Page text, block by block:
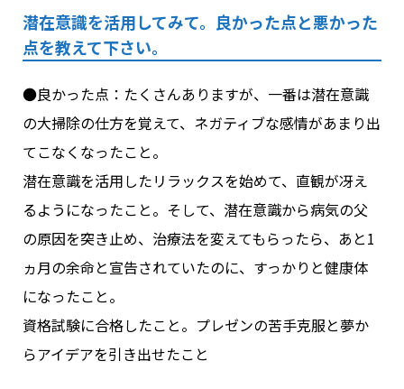
潜在意識を活用してみて。良かった点と悪かった
点を教えて下さい。
●良かった点：たくさんありますが、一番は潜在意識
の大掃除の仕方を覚えて、ネガティブな感情があまり出
てこなくなったこと。
潜在意識を活用したリラックスを始めて、直観が冴え
るようになったこと。そして、潜在意識から病気の父
の原因を突き止め、治療法を変えてもらったら、あと1
ヵ月の余命と宣告されていたのに、すっかりと健康体
になったこと。
資格試験に合格したこと。プレゼンの苦手克服と夢か
らアイデアを引き出せたこと